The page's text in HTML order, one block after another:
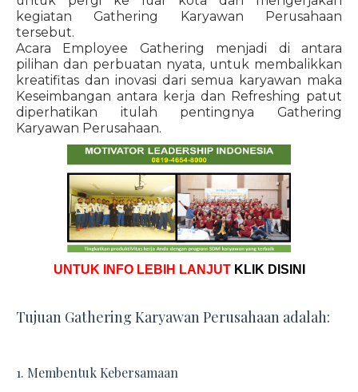
kegiatan Gathering Karyawan Perusahaan
tersebut.
Acara Employee Gathering menjadi di antara
pilihan dan perbuatan nyata, untuk membalikkan
kreatifitas dan inovasi dari semua karyawan maka
Keseimbangan antara kerja dan Refreshing patut
diperhatikan itulah pentingnya Gathering
Karyawan Perusahaan.
UNTUK INFO LEBIH LANJUT KLIK DISINI
Tujuan Gathering Karyawan Perusahaan adalah:
1. Membentuk Kebersamaan